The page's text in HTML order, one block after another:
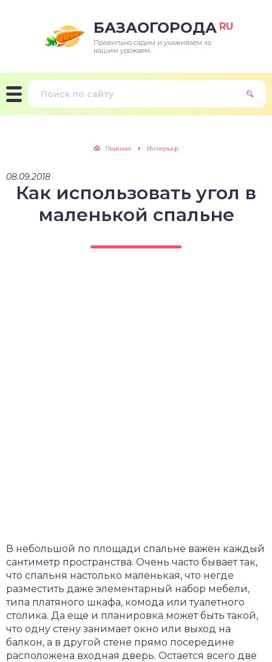
БАЗАОГОРОДА RU
Правильно садим и ухаживаем за
нашим урожаем.
Главная Интерьер
08.09.2018
Как использовать угол в
маленькой спальне
В небольшой по площади спальне важен каждый
сантиметр пространства. Очень часто бывает так,
что спальня настолько маленькая, что негде
разместить даже элементарный набор мебели,
типа платяного шкафа, комода или туалетного
столика. Да еще и планировка может быть такой,
что одну стену занимает окно или выход на
балкон, а в другой стене прямо посередине
расположена входная дверь. Остается всего две